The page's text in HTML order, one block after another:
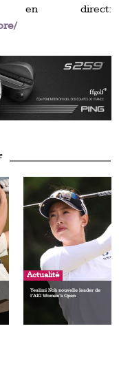
en direct:
Actualité
Yealimi Noh nouvelle leader de
l’AIG Women’s Open